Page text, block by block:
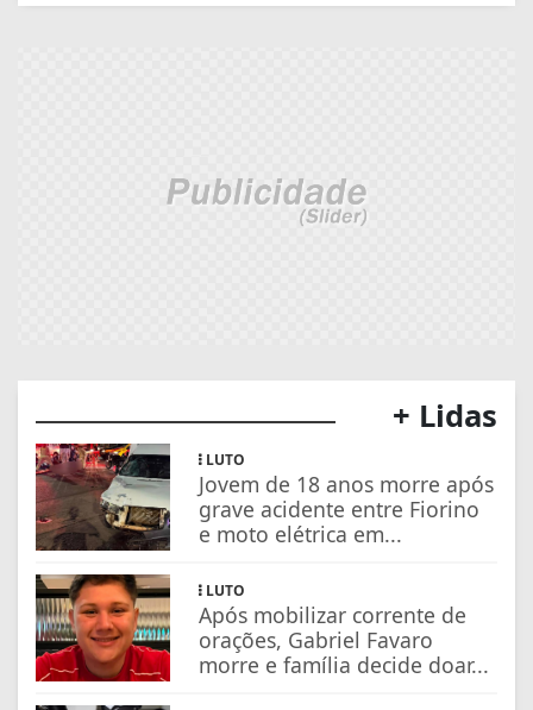
+ Lidas
LUTO
Jovem de 18 anos morre após
grave acidente entre Fiorino
e moto elétrica em...
LUTO
Após mobilizar corrente de
orações, Gabriel Favaro
morre e família decide doar...